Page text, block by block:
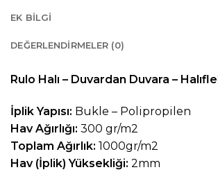
EK BILGI
DEĞERLENDIRMELER (0)
Rulo Halı – Duvardan Duvara –
İplik Yapısı: Bukle – Polipropilen
Hav Ağırlığı: 300 gr/m2
Toplam Ağırlık: 1000gr/m2
Hav (İplik) Yüksekliği: 2mm